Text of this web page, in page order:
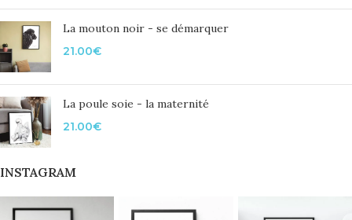
La mouton noir - se démarquer
21.00€
La poule soie - la maternité
21.00€
INSTAGRAM